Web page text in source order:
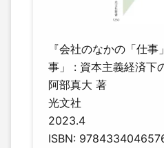
『会社のなかの「仕
事」 : 資本主義経済下
阿部真大 著
光文社
2023.4
ISBN: